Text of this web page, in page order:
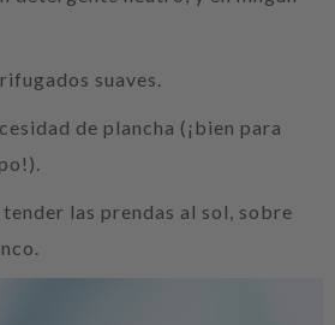
suaves.
de plancha (¡bien para
las prendas al sol, sobre